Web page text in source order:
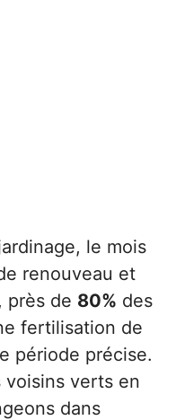
le mois
renouveau et
près de 80% des
fertilisation de
période précise.
verts en
dans